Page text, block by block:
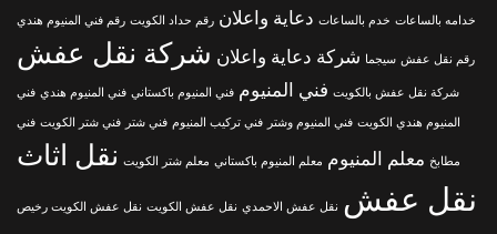
خدامه بالساعات خدم بالساعات دعاية واعلان رقم حداد الكويت رقم فني المنيوم هندي
رقم نقل عفش سيجما شركة دعاية واعلان شركة نقل عفش
شركة نقل عفش بالكويت فني المنيوم فني المنيوم باكستاني فني المنيوم هندي فني
المنيوم هندي الكويت فني المنيوم وشتر فني تركيب المنيوم فني شتر فني شتر الكويت فني
مطابخ معلم المنيوم معلم المنيوم باكستاني معلم شتر الكويت نقل اثاث
نقل عفش نقل عفش الاحمدي نقل عفش الكويت نقل عفش الكويت رخيص